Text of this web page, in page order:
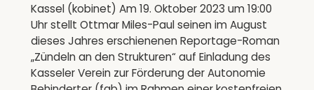
Kassel (kobinet) Am 19. Oktober 2023 um 19:00
Uhr stellt Ottmar Miles-Paul seinen im August
dieses Jahres erschienenen Reportage-Roman
„Zündeln an den Strukturen“ auf Einladung des
Kasseler Verein zur Förderung der Autonomie